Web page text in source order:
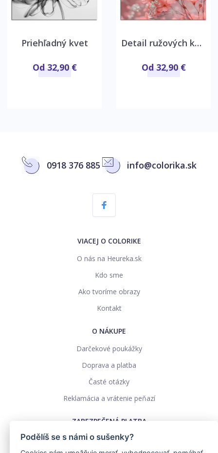
Priehľadný kvet
Od 32,90 €
Detail ružových kvetov
Od 32,90 €
0918 376 885 info@colorika.sk
VIACEJ O COLORIKE
O nás na Heureka.sk
Kdo sme
Ako tvoríme obrazy
Kontakt
O NÁKUPE
Darčekové poukážky
Doprava a platba
Časté otázky
Reklamácia a vrátenie peňazí
ZABEZPEČENÁ PLATBA
Podělíš se s námi o sušenky?